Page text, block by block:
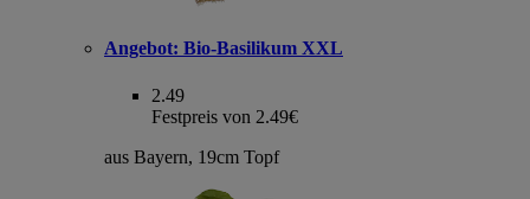
Angebot: Bio-Basilikum XXL
2.49
Festpreis von 2.49€
aus Bayern, 19cm Topf